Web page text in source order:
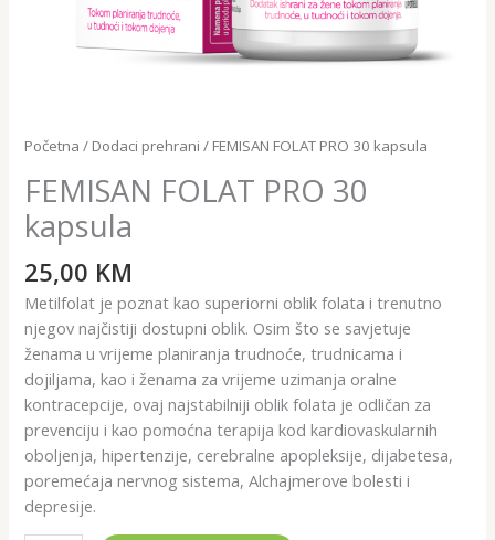
Početna / Dodaci prehrani / FEMISAN FOLAT PRO 30 kapsula
FEMISAN FOLAT PRO 30
kapsula
25,00 KM
Metilfolat je poznat kao superiorni oblik folata i trenutno
njegov najčistiji dostupni oblik. Osim što se savjetuje
ženama u vrijeme planiranja trudnoće, trudnicama i
dojiljama, kao i ženama za vrijeme uzimanja oralne
kontracepcije, ovaj najstabilniji oblik folata je odličan za
prevenciju i kao pomoćna terapija kod kardiovaskularnih
oboljenja, hipertenzije, cerebralne apopleksije, dijabetesa,
poremećaja nervnog sistema, Alchajmerove bolesti i
depresije.